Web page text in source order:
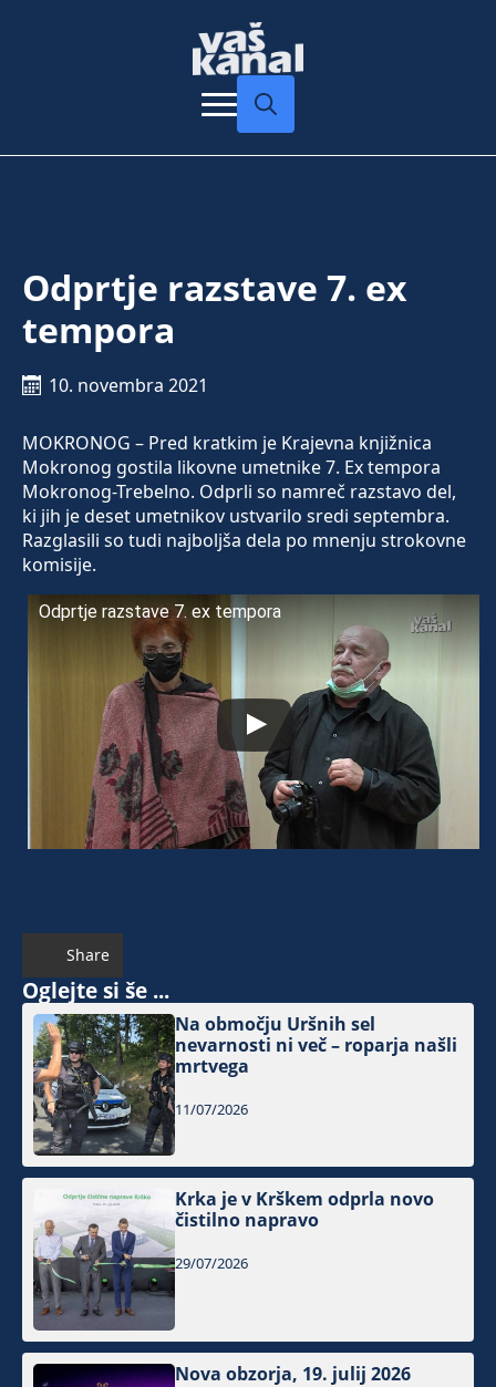
Odprtje razstave 7. ex
tempora
10. novembra 2021
MOKRONOG – Pred kratkim je Krajevna knjižnica
Mokronog gostila likovne umetnike 7. Ex tempora
Mokronog-Trebelno. Odprli so namreč razstavo del,
ki jih je deset umetnikov ustvarilo sredi septembra.
Razglasili so tudi najboljša dela po mnenju strokovne
komisije.
Odprtje razstave 7. ex tempora
Share
Oglejte si še ...
Na območju Uršnih sel
nevarnosti ni več – roparja našli
mrtvega
11/07/2026
Krka je v Krškem odprla novo
čistilno napravo
29/07/2026
Nova obzorja, 19. julij 2026